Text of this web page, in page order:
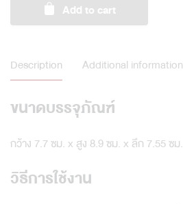
Blended
quantity
Add to cart
Description Additional information
ขนาดบรรจุภัณฑ์
กว้าง 7.7 ซม. x สูง 8.9 ซม. x ลึก 7.55 ซม.
วิธีการใช้งาน